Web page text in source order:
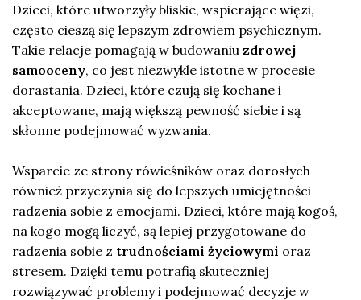
Dzieci, które utworzyły bliskie, wspierające więzi,
często cieszą się lepszym zdrowiem psychicznym.
Takie relacje pomagają w budowaniu zdrowej
samooceny, co jest niezwykle istotne w procesie
dorastania. Dzieci, które czują się kochane i
akceptowane, mają większą pewność siebie i są
skłonne podejmować wyzwania.
Wsparcie ze strony rówieśników oraz dorosłych
również przyczynia się do lepszych umiejętności
radzenia sobie z emocjami. Dzieci, które mają kogoś,
na kogo mogą liczyć, są lepiej przygotowane do
radzenia sobie z trudnościami życiowymi oraz
stresem. Dzięki temu potrafią skuteczniej
rozwiązywać problemy i podejmować decyzje w